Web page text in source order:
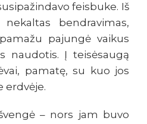
feisbuke. Iš
bendravimas,
pajungė vaikus
naudotis. Į teisėsaugą
pamatę, su kuo jos
erdvėje.
– nors jam buvo